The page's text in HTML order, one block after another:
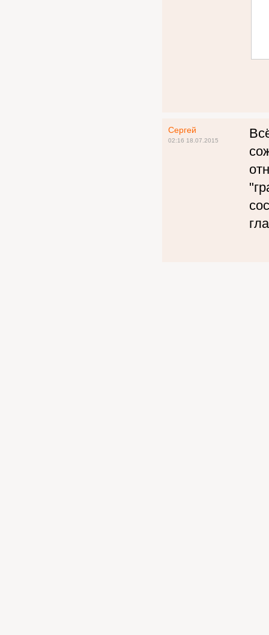
Сергей
02:16 18.07.2015